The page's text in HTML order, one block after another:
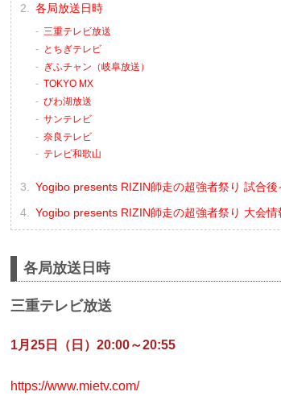
各局放送日時
三重テレビ放送
とちぎテレビ
ぎふチャン（岐阜放送）
TOKYO MX
びわ湖放送
サンテレビ
奈良テレビ
テレビ和歌山
Yogibo presents RIZIN師走の超強者祭り 試合後
Yogibo presents RIZIN師走の超強者祭り 大会情
各局放送日時
三重テレビ放送
1月25日（日）20:00～20:55
https://www.mietv.com/